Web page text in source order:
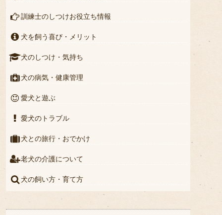
訓練士のしつけお役立ち情報
犬を飼う喜び・メリット
犬のしつけ・気持ち
犬の病気・健康管理
愛犬と遊ぶ
愛犬のトラブル
犬との旅行・おでかけ
老犬の介護について
犬の飼い方・育て方